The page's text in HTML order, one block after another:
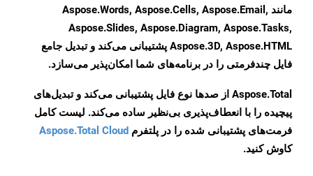
مانند Aspose.Words, Aspose.Cells, Aspose.Email,
Aspose.Slides, Aspose.Diagram, Aspose.Tasks,
Aspose.3D, Aspose.HTML پشتیبانی می‌کند و تبدیل جامع
فایل چندفرمتی را در برنامه‌های شما امکان‌پذیر می‌سازد.
Aspose.Total از صدها نوع فایل پشتیبانی می‌کند و تبدیل‌های
پیچیده را با انعطاف‌پذیری بی‌نظیر ساده می‌کند. لیست کامل
فرمت‌های پشتیبانی شده را در پلتفرم Aspose.Total Cloud
کاوش کنید.